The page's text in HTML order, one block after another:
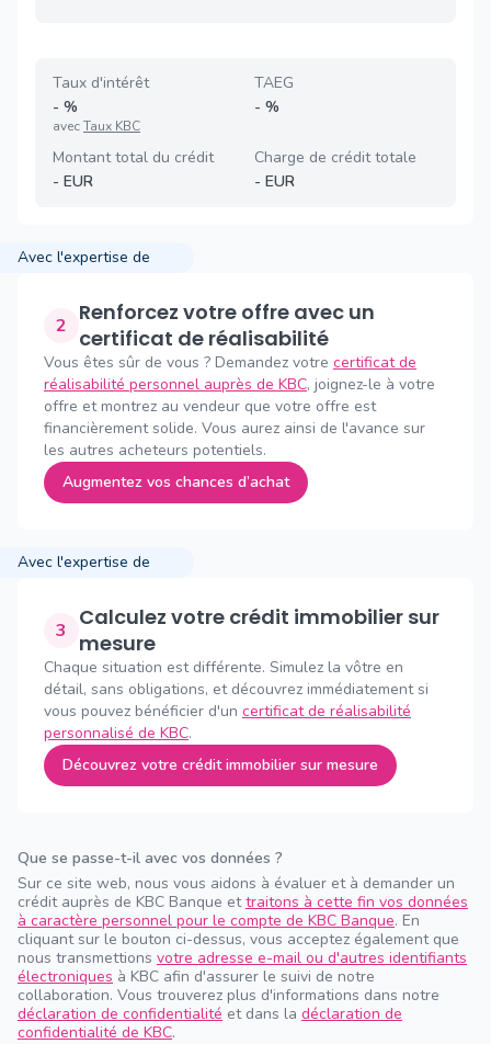
Taux d'intérêt
- %
avecTaux KBC
TAEG
- %
Montant total du crédit
- EUR
Charge de crédit totale
- EUR
Avec l'expertise de
2 Renforcez votre offre avec un
certificat de réalisabilité
Vous êtes sûr de vous ? Demandez votre certificat de
réalisabilité personnel auprès de KBC, joignez-le à votre
offre et montrez au vendeur que votre offre est
financièrement solide. Vous aurez ainsi de l'avance sur
les autres acheteurs potentiels.
Augmentez vos chances d’achat
Avec l'expertise de
3
Calculez votre crédit immobilier sur
mesure
Chaque situation est différente. Simulez la vôtre en
détail, sans obligations, et découvrez immédiatement si
vous pouvez bénéficier d'un certificat de réalisabilité
personnalisé de KBC.
Découvrez votre crédit immobilier sur mesure
Que se passe-t-il avec vos données ?
Sur ce site web, nous vous aidons à évaluer et à demander un
crédit auprès de KBC Banque ettraitons à cette fin vos données
à caractère personnel pour le compte de KBC Banque. En
cliquant sur le bouton ci-dessus, vous acceptez également que
nous transmettions votre adresse e-mail ou d'autres identifiants
électroniques à KBC afin d'assurer le suivi de notre
collaboration. Vous trouverez plus d'informations dans notre
déclaration de confidentialité et dans la déclaration de
confidentialité de KBC.